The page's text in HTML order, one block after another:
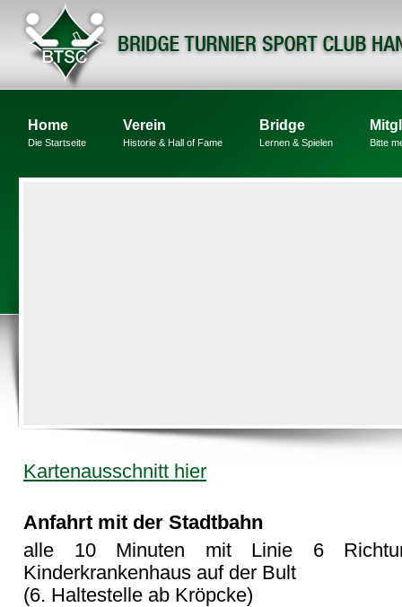
Home
Die Startseite
Verein
Historie & Hall of Fame
Bridge
Lernen & Spielen Bitte
Kartenausschnitt hier
Anfahrt mit der Stadtbahn
alle 10 Minuten mit Linie 6
Kinderkrankenhaus auf der Bult
(6. Haltestelle ab Kröpcke)